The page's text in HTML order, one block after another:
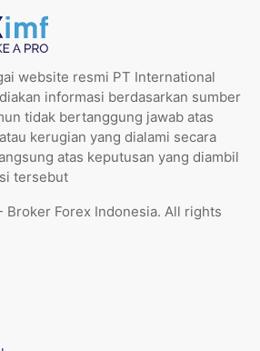
website resmi PT International
informasi berdasarkan sumber
tidak bertanggung jawab atas
kerugian yang dialami secara
atas keputusan yang diambil
tersebut
Broker Forex Indonesia. All rights